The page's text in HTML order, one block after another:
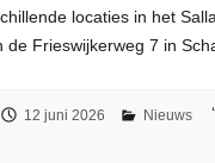
locaties in het
de Frieswijkerweg 7 in
12 juni 2026 Nieuws